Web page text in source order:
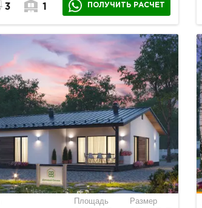
3 1 ПОЛУЧИТЬ РАСЧЕТ
Площадь Размер